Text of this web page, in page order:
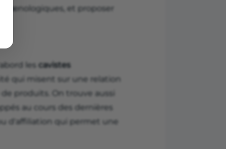
œnologiques, et proposer
les cavistes
qui misent sur une relation
produits. On trouve aussi
au cours des dernières
d'affiliation qui permet une